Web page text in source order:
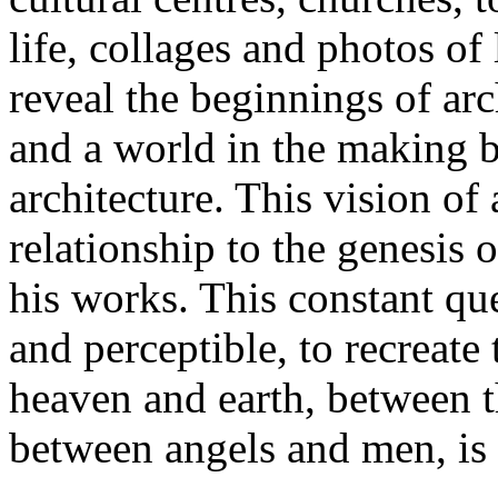
life, collages and photos
reveal the beginnings of
and a world in the making
architecture. This vision of
relationship to the genesis
his works. This constant
and perceptible, to
heaven and earth,
between angels and men,